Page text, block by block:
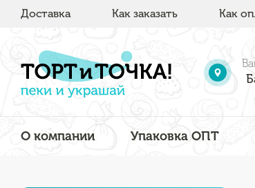
Доставка Как заказать Как
О компании Упаковка ОПТ